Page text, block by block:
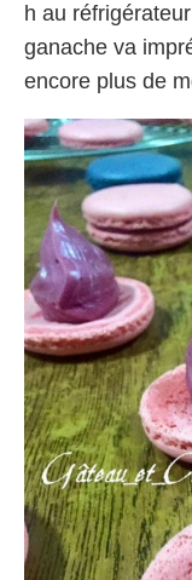
h au
ganache va
encore plus de